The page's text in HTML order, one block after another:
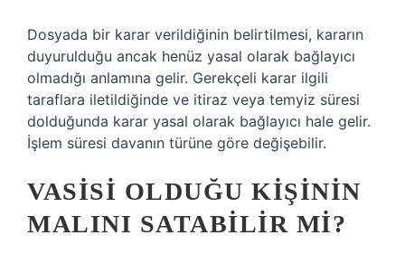
Dosyada bir karar verildiğinin belirtilmesi, kararın
duyurulduğu ancak henüz yasal olarak bağlayıcı
olmadığı anlamına gelir. Gerekçeli karar ilgili
taraflara iletildiğinde ve itiraz veya temyiz süresi
dolduğunda karar yasal olarak bağlayıcı hale gelir.
İşlem süresi davanın türüne göre değişebilir.
VASISI OLDUĞU KIŞININ
MALINI SATABILIR MI?